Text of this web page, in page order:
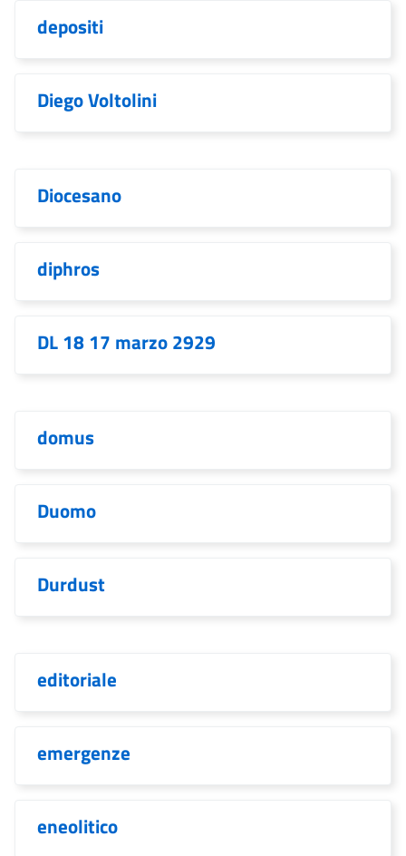
depositi
Diego Voltolini
Diocesano
diphros
DL 18 17 marzo 2929
domus
Duomo
Durdust
editoriale
emergenze
eneolitico